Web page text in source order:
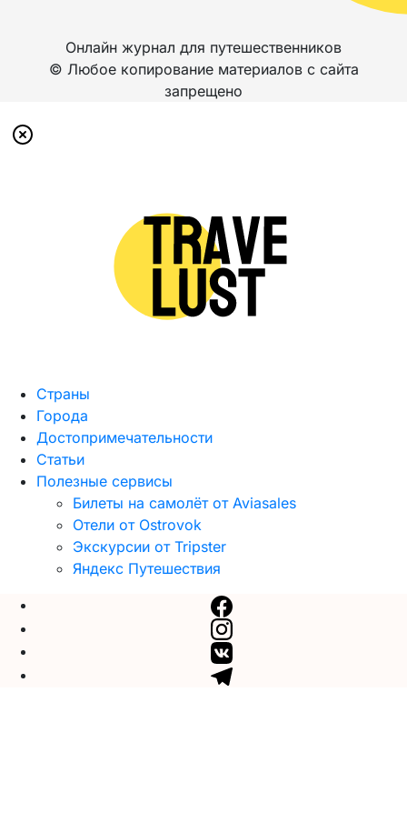
Онлайн журнал для путешественников
© Любое копирование материалов с сайта
запрещено
Страны
Города
Достопримечательности
Статьи
Полезные сервисы
Билеты на самолёт от Aviasales
Отели от Ostrovok
Экскурсии от Tripster
Яндекс Путешествия